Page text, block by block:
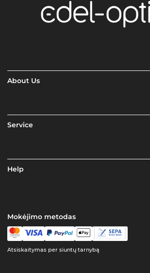
About Us
Service
Help
Mokėjimo metodas
Atsiskaitymas per siuntų tarnybą